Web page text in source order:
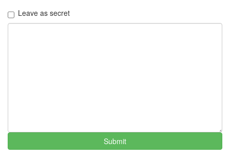
Leave as secret
Submit
테
스
전